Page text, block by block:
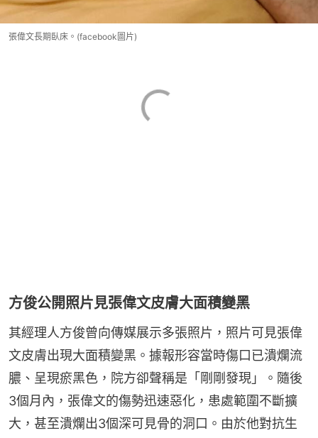
張偉文長期臥床。(facebook圖片)
方俊公開照片見張偉文皮膚大面積變黑
其經理人方俊曾向傳媒展示多張照片，照片可見張偉
文皮膚出現大面積變黑。據報形容當時傷口已潰爛流
膿、呈現瘀黑色，院方卻聲稱是「剛剛發現」。隨後
3個月內，張偉文的傷勢迅速惡化，患處範圍不斷擴
大，甚至潰爛出3個深可見骨的洞口。由於他對抗生